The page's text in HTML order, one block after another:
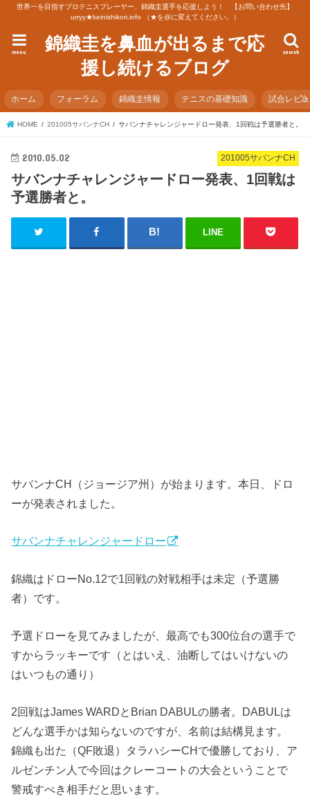
世界一を目指すプロテニスプレーヤー、錦織圭選手を応援しよう！ 【お問い合わせ先】
urryy★keinishikori.info （★を@に変えてください。）
錦織圭を鼻血が出るまで応
援し続けるブログ
search
menu
ホーム フォーラム 錦織圭情報 テニスの基礎知識 試合レビ
HOME 201005サバンナCH サバンナチャレンジャードロー発表、1回戦は予選勝者と。
201005サバンナCH
2010.05.02
サバンナチャレンジャードロー発表、1回戦は
予選勝者と。
LINE
サバンナCH（ジョージア州）が始まります。本日、ドロ
ーが発表されました。
サバンナチャレンジャードロー
錦織はドローNo.12で1回戦の対戦相手は未定（予選勝
者）です。
予選ドローを見てみましたが、最高でも300位台の選手で
すからラッキーです（とはいえ、油断してはいけないの
はいつもの通り）
2回戦はJames WARDとBrian DABULの勝者。DABULは
どんな選手かは知らないのですが、名前は結構見ます。
錦織も出た（QF敗退）タラハシーCHで優勝しており、ア
ルゼンチン人で今回はクレーコートの大会ということで
警戒すべき相手だと思います。